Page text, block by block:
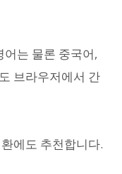
어는 물론 중국어,
브라우저에서 간
에도 추천합니다.